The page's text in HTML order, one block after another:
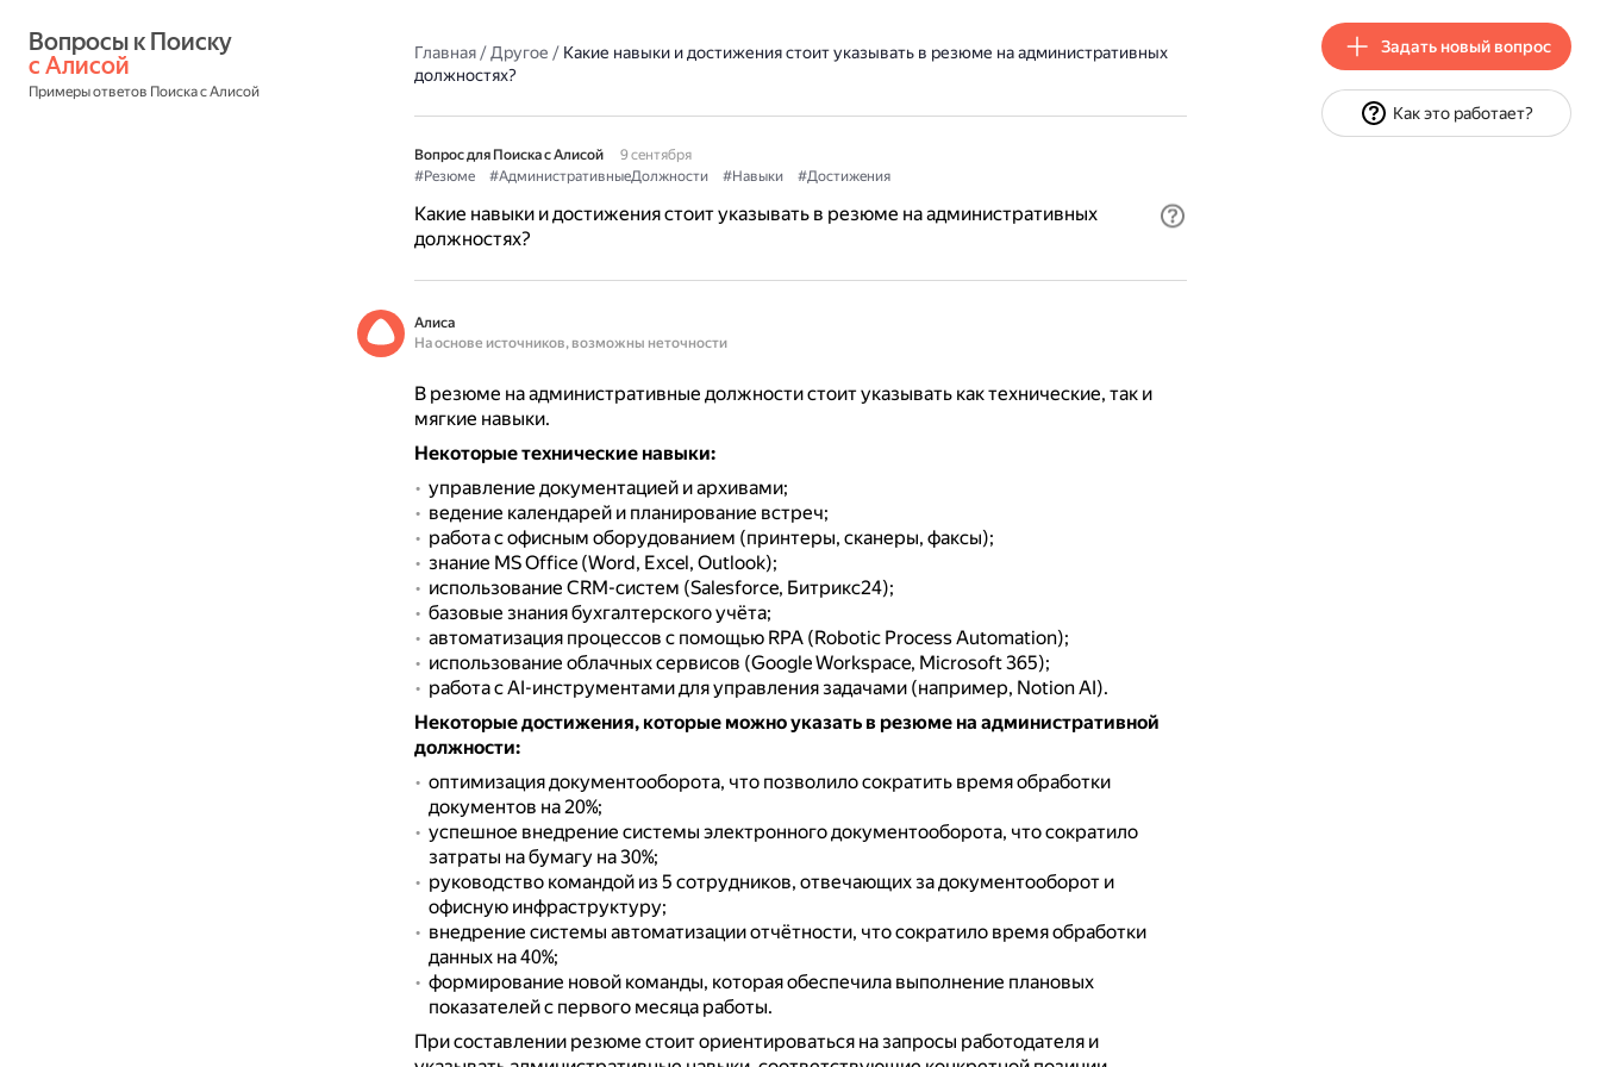
с Алисой
Примеры ответов Поиска с Алисой
Главная/Другое / Какие навыки и достижения стоит указывать в резюме на административных
должностях?
Вопрос для Поиска с Алисой
9 сентября
#Резюме
#АдминистративныеДолжности #Навыки #Достижения
Какие навыки и достижения стоит указывать в резюме на административных
должностях?
Алиса
На основе источников, возможны неточности
В резюме на административные должности стоит указывать как технические, так и
мягкие навыки.
Некоторые технические навыки:
управление документацией и архивами;
ведение календарей и планирование встреч;
работа с офисным оборудованием (принтеры, сканеры, факсы);
знание MS Office (Word, Excel, Outlook);
использование CRM-систем (Salesforce, Битрикс24);
базовые знания бухгалтерского учёта;
автоматизация процессов с помощью RPA (Robotic Process Automation);
использование облачных сервисов (Google Workspace, Microsoft 365);
работа с AI-инструментами для управления задачами (например, Notion AI).
Некоторые достижения, которые можно указать в резюме на административной
должности:
оптимизация документооборота, что позволило сократить время обработки
документов на 20%;
успешное внедрение системы электронного документооборота, что сократило
затраты на бумагу на 30%;
руководство командой из 5 сотрудников, отвечающих за документооборот и
офисную инфраструктуру;
внедрение системы автоматизации отчётности, что сократило время обработки
данных на 40%;
формирование новой команды, которая обеспечила выполнение плановых
показателей с первого месяца работы.
При составлении резюме стоит ориентироваться на запросы работодателя и
Задать новый вопрос
Как это работает?